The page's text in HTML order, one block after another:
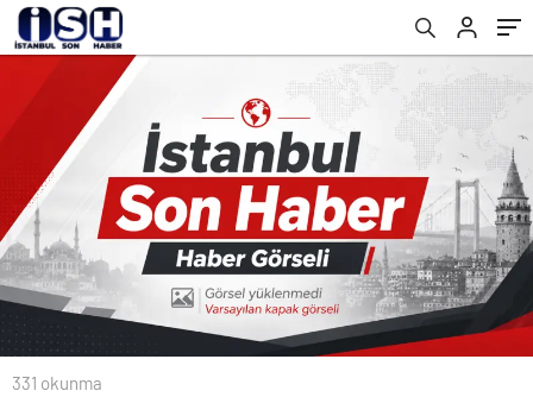
331 okunma